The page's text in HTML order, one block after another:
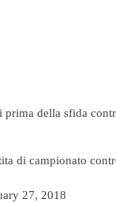
della sfida
di campionato
27, 2018